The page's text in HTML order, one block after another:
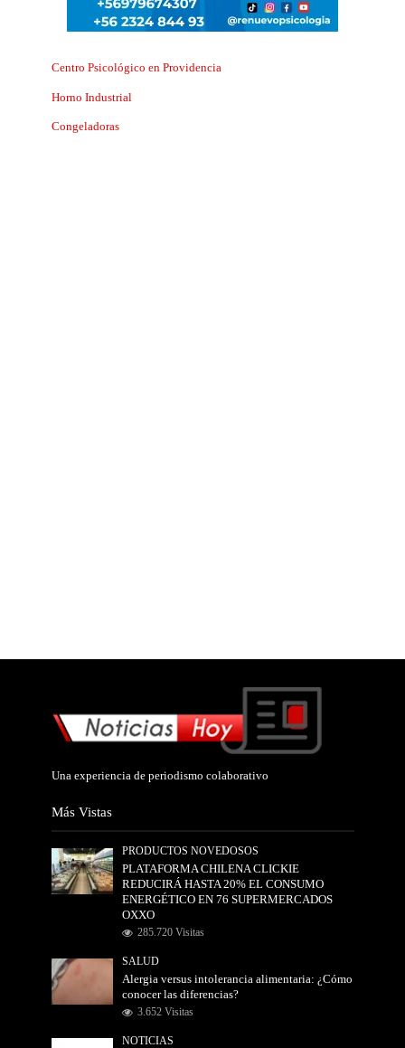
Centro Psicológico en Providencia
Horno Industrial
Congeladoras
Una experiencia de periodismo colaborativo
Más Vistas
PRODUCTOS NOVEDOSOS
PLATAFORMA CHILENA CLICKIE
REDUCIRÁ HASTA 20% EL CONSUMO
ENERGÉTICO EN 76 SUPERMERCADOS
OXXO
285.720 Visitas
SALUD
Alergia versus intolerancia alimentaria: ¿Cómo
conocer las diferencias?
3.652 Visitas
NOTICIAS